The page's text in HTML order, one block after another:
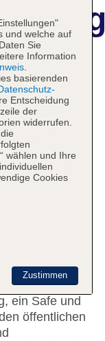
ist
Einrichtung
ein Safe und
öffentlichen
und welche auf
Sie
Information
.
basierenden
Entscheidung
der
widerrufen.
wählen und Ihre
Cookies
Zustimmen